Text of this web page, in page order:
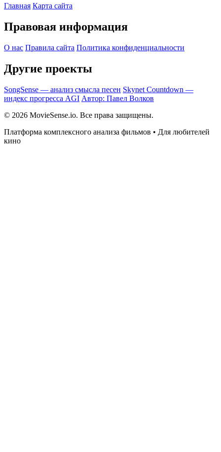
Главная Карта сайта
Правовая информация
О нас Правила сайта Политика конфиденциальности
Другие проекты
SongSense — анализ смысла песен Skynet Countdown —
индекс прогресса AGI Автор: Павел Волков
© 2026 MovieSense.io. Все права защищены.
Платформа комплексного анализа фильмов • Для любителей
кино